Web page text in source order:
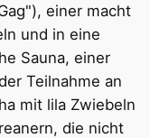
einer macht
und in eine
Sauna, einer
Teilnahme an
mit lila Zwiebeln
die nicht